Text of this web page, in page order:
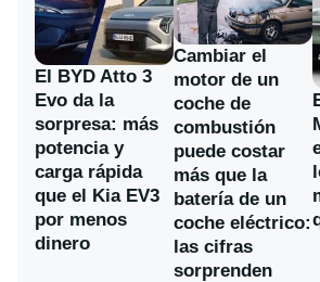
El BYD Atto 3
Evo da la
sorpresa: más
potencia y
carga rápida
que el Kia EV3
por menos
dinero
Cambiar el
motor de un
coche de
combustión
puede costar
más que la
batería de un
coche eléctrico:
las cifras
sorprenden